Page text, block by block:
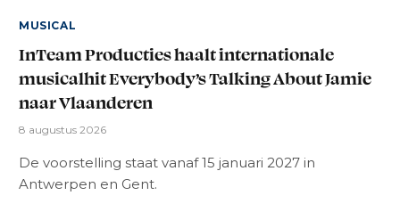
MUSICAL
InTeam Producties haalt internationale
musicalhit Everybody’s Talking About Jamie
naar Vlaanderen
8 augustus 2026
De voorstelling staat vanaf 15 januari 2027 in
Antwerpen en Gent.